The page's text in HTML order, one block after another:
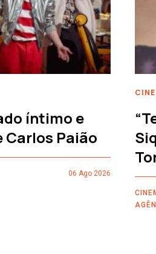
íntimo e
Carlos Paião
06 Ago 2026